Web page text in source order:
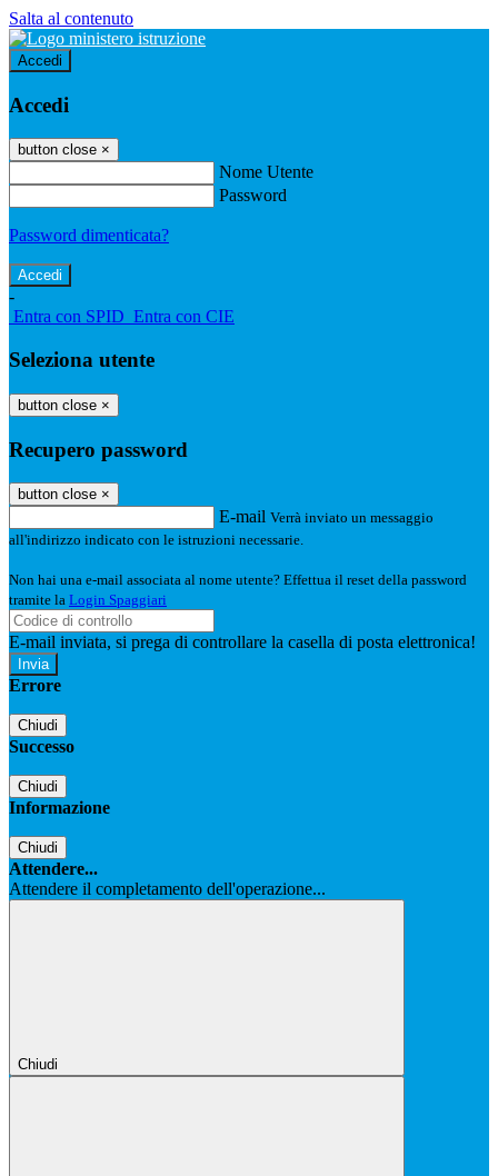
Salta al contenuto
Accedi
Accedi
button close ×
Nome Utente
Password
Password dimenticata?
-
Entra con SPID Entra con CIE
Seleziona utente
button close ×
Recupero password
button close ×
E-mail Verrà inviato un messaggio
all'indirizzo indicato con le istruzioni necessarie.
Non hai una e-mail associata al nome utente? Effettua il reset della password
tramite la Login Spaggiari
E-mail inviata, si prega di controllare la casella di posta elettronica!
Errore
Chiudi
Successo
Chiudi
Informazione
Chiudi
Attendere...
Attendere il completamento dell'operazione...
Chiudi